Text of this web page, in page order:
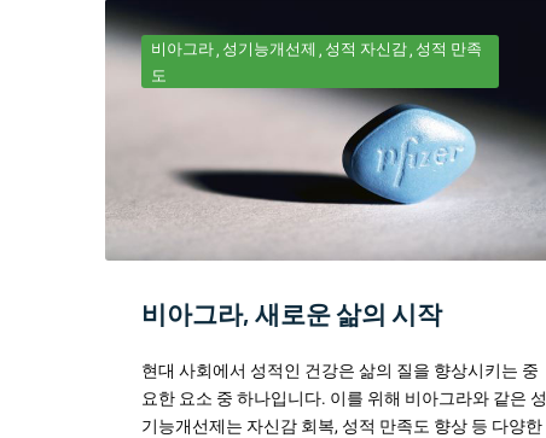
비아그라 성기능개선제 성적 자신감 성적 만족
도
비아그라, 새로운 삶의 시작
현대 사회에서 성적인 건강은 삶의 질을 향상시키는 중
요한 요소 중 하나입니다. 이를 위해 비아그라와 같은 성
기능개선제는 자신감 회복, 성적 만족도 향상 등 다양한